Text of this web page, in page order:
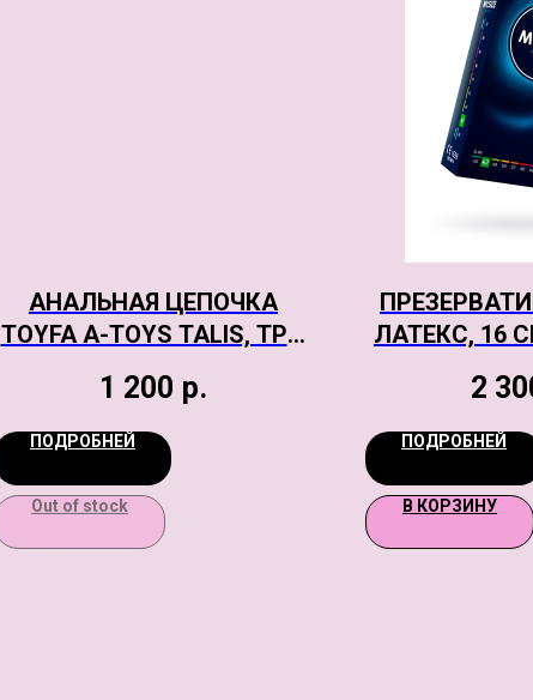
АНАЛЬНАЯ ЦЕПОЧКА
TOYFA A-TOYS TALIS, TPE,
1 200 р.
ПОДРОБНЕЙ
Out of stock
ЛАТЕКС, 16
2
ПОДРОБНЕЙ
В КОРЗИНУ